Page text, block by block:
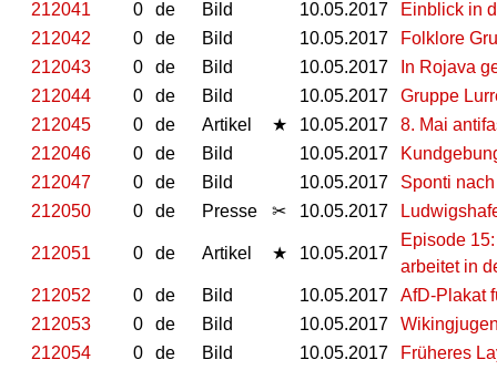
212041
0 de Bild 10.05.2017
Einblick in
212042
0 de Bild 10.05.2017
Folklore
212043
0 de Bild 10.05.2017
In Rojava
212044
0 de Bild 10.05.2017
Gruppe
212045
0 de Artikel ★ 10.05.2017
8. Mai
212046
0 de Bild 10.05.2017
212047
0 de Bild 10.05.2017
Sponti
212050
0 de Presse ✂ 10.05.2017
212051 0 de Artikel ★ 10.05.2017
Episode
arbeitet in
212052
0 de Bild 10.05.2017
AfD-Plakat
212053
0 de Bild 10.05.2017
212054
0 de Bild 10.05.2017
Früheres